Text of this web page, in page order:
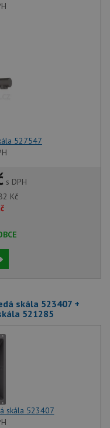
527547
s DPH
Kč
skála 523407 +
521285
skála 523407